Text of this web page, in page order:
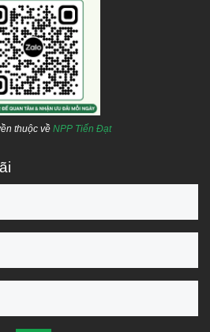
thuộc về NPP Tiến Đạt